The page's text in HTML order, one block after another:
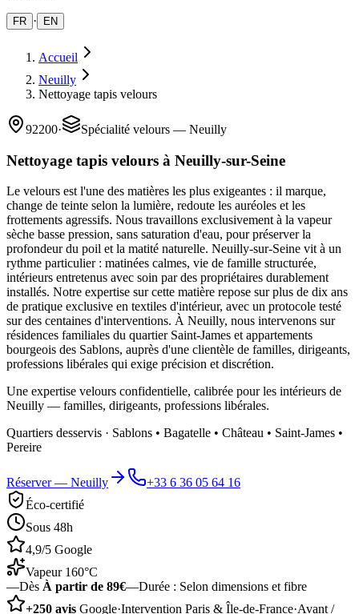
FR · EN
Accueil
Neuilly
Nettoyage tapis velours
92200· Spécialité velours — Neuilly
Nettoyage tapis velours à Neuilly-sur-Seine
Le velours est l'une des matières les plus exigeantes : il marque,
change de teinte selon la lumière, redoute les auréoles et les
frottements agressifs. Nous travaillons exclusivement à la vapeur
sèche basse pression, sans saturation d'eau, pour préserver la
profondeur du poil et la matité naturelle. Neuilly-sur-Seine vit à un
rythme particulier : matinées calmes, vie de famille structurée,
intérieurs entretenus avec soin par des propriétaires durablement
installés. Notre expertise sur cette matière repose sur plus de dix ans
de pratique exclusive en textiles d'intérieur, avec un protocole testé
sur des centaines d'interventions. À Neuilly, nous intervenons sur
résidences familiales du quartier Saint-James et appartements
bourgeois des Sablons, auprès d'une clientèle de familles, dirigeants,
professions libérales qui exige précision et discrétion.
Une expertise velours confidentielle, calibrée pour les intérieurs de
Neuilly — familles, dirigeants, professions libérales.
Quartiers desservis · Sablons • Bagatelle • Château • Saint-James •
Pereire
Réserver — Neuilly
+33 6 36 05 64 16
Éco-certifié
Sous 48h
4,9/5 Google
Vapeur 160°C
—Dès À partir de 89€—Durée : Selon dimensions et fibre
+250 avis Google·Intervention Paris & Île-de-France·Avant /